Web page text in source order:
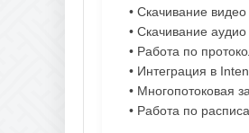
• Скачивание
• Скачивание
• Работа по
• Интеграция в
• Многопотоковая
• Работа по